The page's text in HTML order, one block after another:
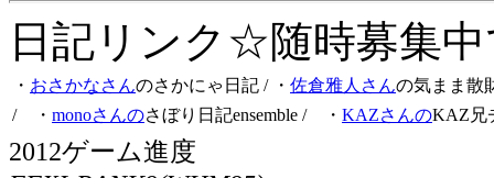
日記リンク☆随時募集
・ おさかなさんのさかにゃ日記 / ・ 佐倉雅人さんの気まま散
/ ・ monoさんのさぼり日記ensemble / ・ KAZさんのKAZ兄
2012ゲーム進度